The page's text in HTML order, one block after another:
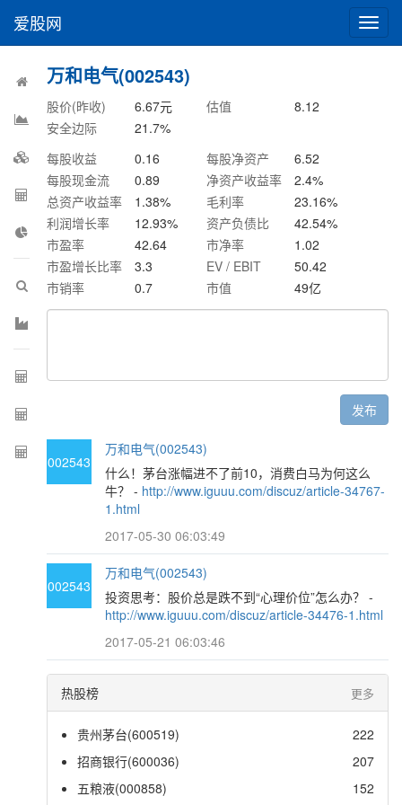
切
换
爱股网
万和电气(002543)
股价(昨收) 6.67元 估值
8.12
安全边际
21.7%
每股收益
0.16 每股净资产
6.52
每股现金流
0.89 净资产收益率 2.4%
总资产收益率
1.38% 毛利率 23.16%
利润增长率
12.93% 资产负债比 42.54%
市盈率
42.64 市净率
1.02
市盈增长比率
3.3 EV / EBIT
50.42
市销率
0.7 市值 49亿
发布
002543
万和电气(002543)
什么！茅台涨幅进不了前10，消费白马为何这么
牛？ - http://www.iguuu.com/discuz/article-34767-
1.html
2017-05-30 06:03:49
002543
万和电气(002543)
投资思考：股价总是跌不到“心理价位”怎么办？ -
http://www.iguuu.com/discuz/article-34476-1.html
2017-05-21 06:03:46
热股榜 更多
贵州茅台(600519)
222
招商银行(600036)
207
五粮液(000858)
152